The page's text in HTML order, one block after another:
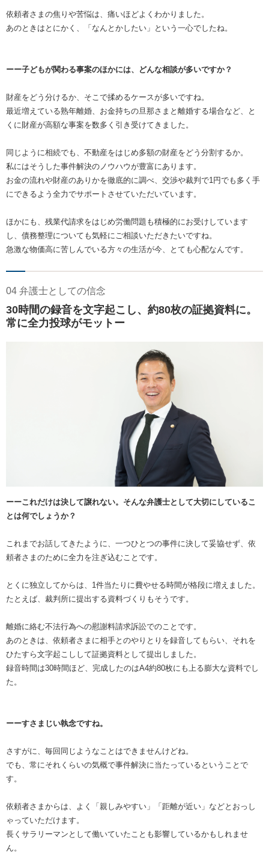
依頼者さまの焦りや苦悩は、痛いほどよくわかりました。
あのときはとにかく、「なんとかしたい」という一心でしたね。
ーー子どもが関わる事案のほかには、どんな相談が多いですか？
財産をどう分けるか、そこで揉めるケースが多いですね。
最近増えている熟年離婚、お金持ちの旦那さまと離婚する場合など、と
くに財産が高額な事案を数多く引き受けてきました。
同じように相続でも、不動産をはじめ多額の財産をどう分割するか。
私にはそうした事件解決のノウハウが豊富にあります。
お金の流れや財産のありかを徹底的に調べ、交渉や裁判で1円でも多く手
にできるよう全力でサポートさせていただいています。
ほかにも、残業代請求をはじめ労働問題も積極的にお受けしています
し、債務整理についても気軽にご相談いただきたいですね。
急激な物価高に苦しんでいる方々の生活が今、とても心配なんです。
04 弁護士としての信念
30時間の録音を文字起こし、約80枚の証拠資料に。
常に全力投球がモットー
ーーこれだけは決して譲れない。そんな弁護士として大切にしているこ
とは何でしょうか？
これまでお話してきたように、一つひとつの事件に決して妥協せず、依
頼者さまのために全力を注ぎ込むことです。
とくに独立してからは、1件当たりに費やせる時間が格段に増えました。
たとえば、裁判所に提出する資料づくりもそうです。
離婚に絡む不法行為への慰謝料請求訴訟でのことです。
あのときは、依頼者さまに相手とのやりとりを録音してもらい、それを
ひたすら文字起こしして証拠資料として提出しました。
録音時間は30時間ほど、完成したのはA4約80枚にも上る膨大な資料でし
た。
ーーすさまじい執念ですね。
さすがに、毎回同じようなことはできませんけどね。
でも、常にそれくらいの気概で事件解決に当たっているということで
す。
依頼者さまからは、よく「親しみやすい」「距離が近い」などとおっし
ゃっていただけます。
長くサラリーマンとして働いていたことも影響しているかもしれませ
ん。